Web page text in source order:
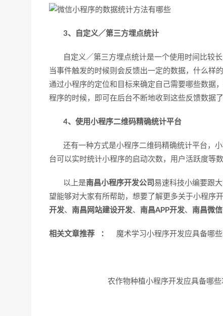
3、自定义／第三方埋点统计
自定义／第三方埋点统计是一个使用时间比较长
当事件触发的时候则会反馈出一定的数据，什么样
通过小程序的定位和目标来确定自己需要哪些数据
程序的时候，即可在后台不断地收到这些反馈数据了
4、使用小程序二维码精确统计平台
还有一种方式是小程序二维码精确统计平台，小
台可以实时统计小程序的启动次数，用户活跃度等数
以上是南昌小程序开发公司 易速科技小编要跟
望能够对大家有所帮助，想要了解更多关于小程序
开发、 南昌网站建设开发、 南昌APP开发、 南昌微
相关文章推荐 ： 魔术学习小程序开发应具备哪
农作物种植小程序开发应具备哪些